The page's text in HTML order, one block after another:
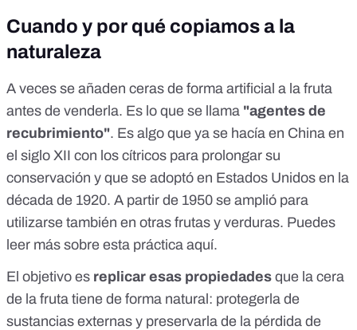
Cuando y por qué copiamos a la
naturaleza
A veces se añaden ceras de forma artificial a la fruta
antes de venderla. Es lo que se llama "agentes de
recubrimiento". Es algo que ya se hacía en China en
el siglo XII con los cítricos para prolongar su
conservación y que se adoptó en Estados Unidos en la
década de 1920. A partir de 1950 se amplió para
utilizarse también en otras frutas y verduras. Puedes
leer más sobre esta práctica aquí.
El objetivo es replicar esas propiedades que la cera
de la fruta tiene de forma natural: protegerla de
sustancias externas y preservarla de la pérdida de